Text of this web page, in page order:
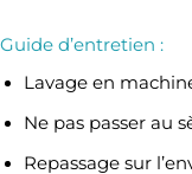
Guide d’entretien :
Lavage en
Ne pas passer au
Repassage sur